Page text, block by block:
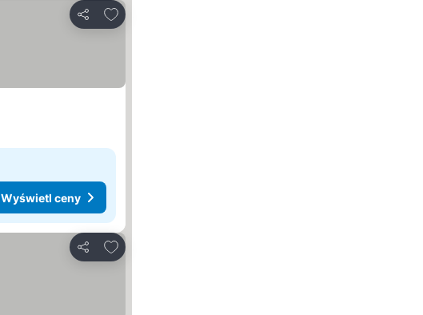
Udostępnij
Dodaj do ulubionych
Wyświetl ceny
Udostępnij
Dodaj do ulubionych